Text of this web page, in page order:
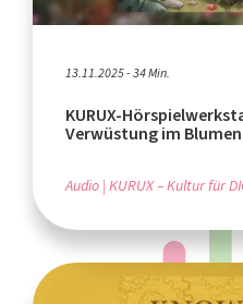
13.11.2025 - 34 Min.
KURUX-
Verwüstung im
Audio KURUX – Kultur für